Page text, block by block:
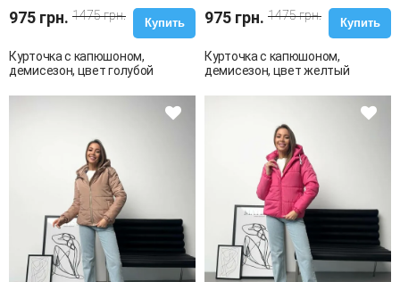
975 грн. 1475 грн.
Купить
Курточка с капюшоном,
демисезон, цвет голубой
975 грн. 1475 грн.
Купить
Курточка с капюшоном,
демисезон, цвет желтый